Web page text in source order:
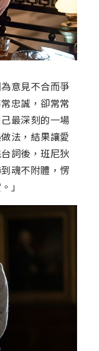
意見不合而爭
忠誠，卻常常
最深刻的一場
法，結果讓愛
詞後，班尼狄
魂不附體，愣
」